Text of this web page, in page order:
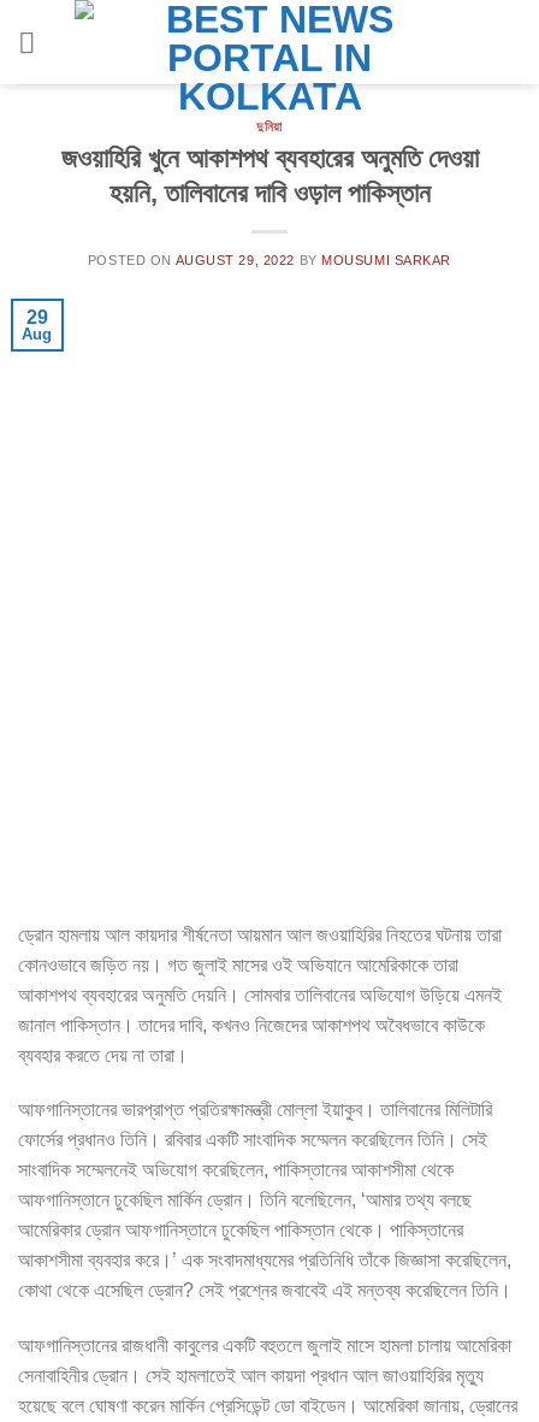
দুনিয়া
জওয়াহিরি খুনে আকাশপথ ব্যবহারের অনুমতি দেওয়া
হয়নি, তালিবানের দাবি ওড়াল পাকিস্তান
POSTED ON AUGUST 29, 2022 BY MOUSUMI SARKAR
29
Aug
ড্রোন হামলায় আল কায়দার শীর্ষনেতা আয়মান আল জওয়াহিরির নিহতের ঘটনায় তারা
কোনওভাবে জড়িত নয়। গত জুলাই মাসের ওই অভিযানে আমেরিকাকে তারা
আকাশপথ ব্যবহারের অনুমতি দেয়নি। সোমবার তালিবানের অভিযোগ উড়িয়ে এমনই
জানাল পাকিস্তান। তাদের দাবি, কখনও নিজেদের আকাশপথ অবৈধভাবে কাউকে
ব্যবহার করতে দেয় না তারা।
আফগানিস্তানের ভারপ্রাপ্ত প্রতিরক্ষামন্ত্রী মোল্লা ইয়াকুব। তালিবানের মিলিটারি
ফোর্সের প্রধানও তিনি। রবিবার একটি সাংবাদিক সম্মেলন করেছিলেন তিনি। সেই
সাংবাদিক সম্মেলনেই অভিযোগ করেছিলেন, পাকিস্তানের আকাশসীমা থেকে
আফগানিস্তানে ঢুকেছিল মার্কিন ড্রোন। তিনি বলেছিলেন, ‘আমার তথ্য বলছে
আমেরিকার ড্রোন আফগানিস্তানে ঢুকেছিল পাকিস্তান থেকে। পাকিস্তানের
আকাশসীমা ব্যবহার করে।’ এক সংবাদমাধ্যমের প্রতিনিধি তাঁকে জিজ্ঞাসা করেছিলেন,
কোথা থেকে এসেছিল ড্রোন? সেই প্রশ্নের জবাবেই এই মন্তব্য করেছিলেন তিনি।
আফগানিস্তানের রাজধানী কাবুলের একটি বহুতলে জুলাই মাসে হামলা চালায় আমেরিকা
সেনাবাহিনীর ড্রোন। সেই হামলাতেই আল কায়দা প্রধান আল জাওয়াহিরির মৃত্যু
হয়েছে বলে ঘোষণা করেন মার্কিন প্রেসিডেন্ট ডো বাইডেন। আমেরিকা জানায়, ড্রোনের